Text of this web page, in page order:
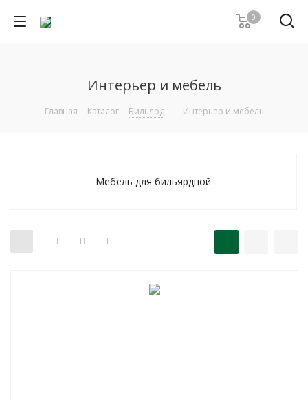
0
Интерьер и мебель
Главная - Каталог - Бильярд - Интерьер и мебель
Мебель для бильярдной